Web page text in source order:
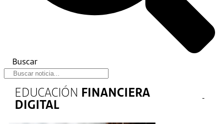
Buscar
EDUCACIÓN FINANCIERA
DIGITAL